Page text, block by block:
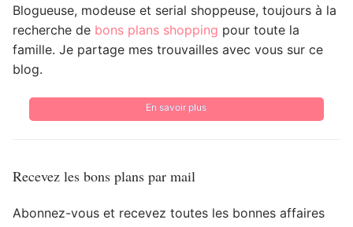
Blogueuse, modeuse et serial shoppeuse, toujours à la
recherche de bons plans shopping pour toute la
famille. Je partage mes trouvailles avec vous sur ce
blog.
En savoir plus
Recevez les bons plans par mail
Abonnez-vous et recevez toutes les bonnes affaires